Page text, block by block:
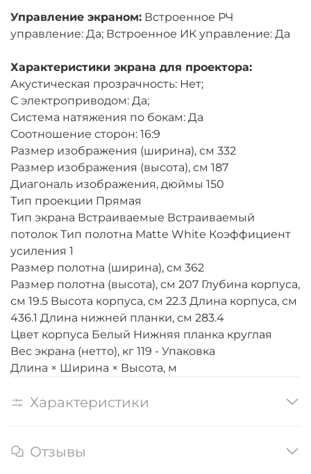
Управление экраном: Встроенное РЧ
управление: Да; Встроенное ИК управление: Да
Характеристики экрана для проектора:
Акустическая прозрачность: Нет;
С электроприводом: Да;
Система натяжения по бокам: Да
Соотношение сторон: 16:9
Размер изображения (ширина), см 332
Размер изображения (высота), см 187
Диагональ изображения, дюймы 150
Тип проекции Прямая
Тип экрана Встраиваемые Встраиваемый
потолок Тип полотна Matte White Коэффициент
усиления 1
Размер полотна (ширина), см 362
Размер полотна (высота), см 207 Глубина корпуса,
см 19.5 Высота корпуса, см 22.3 Длина корпуса, см
436.1 Длина нижней планки, см 283.4
Цвет корпуса Белый Нижняя планка круглая
Вес экрана (нетто), кг 119 - Упаковка
Длина × Ширина × Высота, м
Характеристики
Отзывы